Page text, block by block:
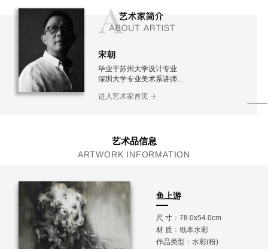
宋朝
毕业于苏州大学设计专业
深圳大学专业美术系讲师
现为职业画家
进入艺术家首页
艺术品信息
ARTWORK INFORMATION
鱼上游
尺 寸：78.0x54.0cm
材 质： 纸本水彩
作品类型：水彩(粉)